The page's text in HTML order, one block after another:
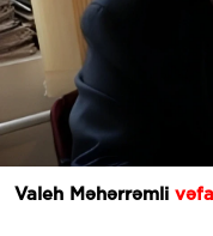
Valeh Məhərrəmli